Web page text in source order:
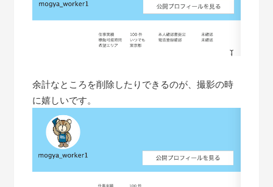
余計なところを削除したりできるのが、撮影の時
に嬉しいです。